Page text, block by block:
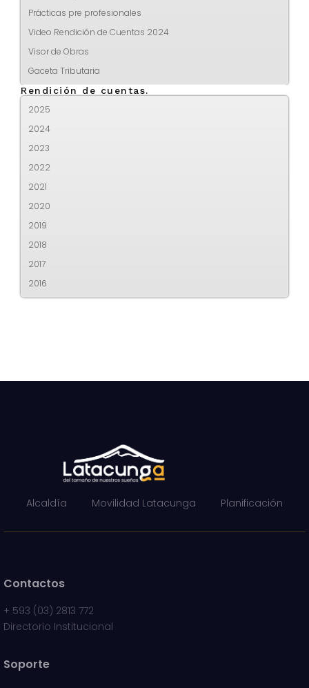
Prácticas pre profesionales
Video Rendición de Cuentas 2024
Visor de Obras
Gaceta Tributaria
Rendición de cuentas.
2025
2024
2023
2022
2021
2020
2019
2018
2017
2016
Alcaldía Movilidad Latacunga Planificación
Contactos
+ 593 (03) 2813 772
Directorio Institucional
Soporte